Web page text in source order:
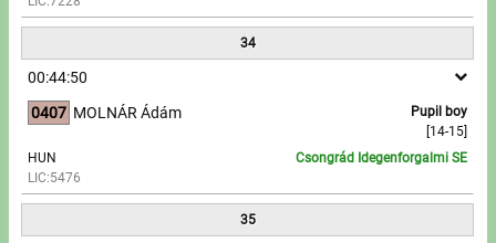
34
00:44:50
0407
Pupil boy
[14-15]
MOLNÁR Ádám
HUN
LIC:5476
Csongrád Idegenforgalmi SE
35